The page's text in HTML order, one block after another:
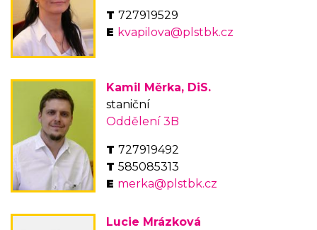
727919529
kvapilova@plstbk.cz
Kamil Měrka, DiS.
staniční
Oddělení 3B
727919492
585085313
merka@plstbk.cz
Lucie Mrázková